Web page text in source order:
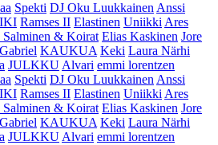
Spekti DJ Oku Luukkainen Anssi
Ramses II Elastinen Uniikki Ares
Salminen & Koirat Elias Kaskinen Jore
KAUKUA Keki Laura Närhi
JULKKU Alvari emmi lorentzen
Spekti DJ Oku Luukkainen Anssi
Ramses II Elastinen Uniikki Ares
Salminen & Koirat Elias Kaskinen Jore
KAUKUA Keki Laura Närhi
JULKKU Alvari emmi lorentzen